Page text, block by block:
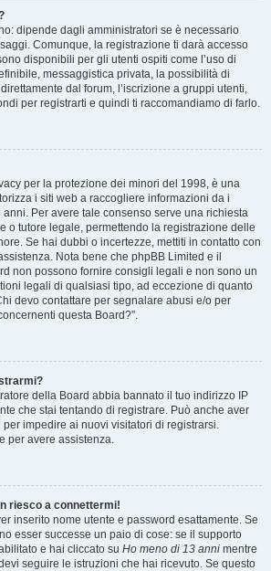
dipende dagli amministratori se è necessario
Comunque, la registrazione ti darà accesso
disponibili per gli utenti ospiti come l’uso di
messaggistica privata, la possibilità di
dal forum, l’iscrizione a gruppi utenti,
per registrarti e quindi ti raccomandiamo di farlo.
per la protezione dei minori del 1998, è una
i siti web a raccogliere informazioni da i
Per avere tale consenso serve una richiesta
o tutore legale, permettendo la registrazione delle
Se hai dubbi o incertezze, mettiti in contatto con
Nota bene che phpBB Limited e il
non possono fornire consigli legali e non sono un
legali di qualsiasi tipo, ad eccezione di quanto
devo contattare per segnalare abusi e/o per
questa Board?”.
della Board abbia bannato il tuo indirizzo IP
che stai tentando di registrare. Può anche aver
impedire ai nuovi visitatori di registrarsi.
per avere assistenza.
riesco a connettermi!
inserito nome utente e password esattamente. Se
esser successe un paio di cose: se il supporto
e hai cliccato su Ho meno di 13 anni mentre
seguire le istruzioni che hai ricevuto. Se questo